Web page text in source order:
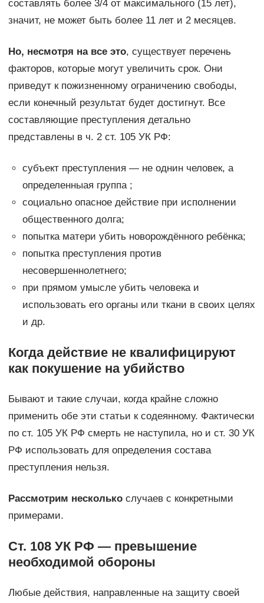
составлять более 3/4 от максимального (15 лет),
значит, не может быть более 11 лет и 2 месяцев.
Но, несмотря на все это, существует перечень
факторов, которые могут увеличить срок. Они
приведут к пожизненному ограничению свободы,
если конечный результат будет достигнут. Все
составляющие преступления детально
представлены в ч. 2 ст. 105 УК РФ:
субъект преступления — не однин человек, а
определенныая группа ;
социально опасное действие при исполнении
общественного долга;
попытка матери убить новорождённого ребёнка;
попытка преступления против
несовершеннолетнего;
при прямом умысле убить человека и
использовать его органы или ткани в своих целях
и др.
Когда действие не квалифицируют
как покушение на убийство
Бывают и такие случаи, когда крайне сложно
применить обе эти статьи к содеянному. Фактически
по ст. 105 УК РФ смерть не наступила, но и ст. 30 УК
РФ использовать для определения состава
преступления нельзя.
Рассмотрим несколькослучаев с конкретными
примерами.
Ст. 108 УК РФ — превышение
необходимой обороны
Любые действия, направленные на защиту своей